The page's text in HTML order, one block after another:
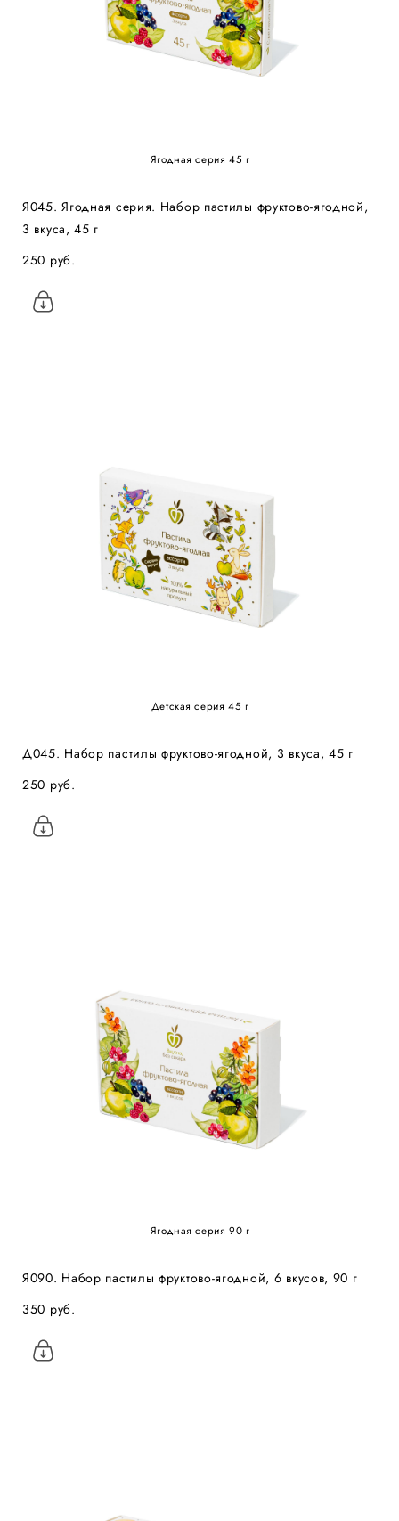
Ягодная серия 45 г
Я045. Ягодная серия. Набор пастилы фруктово-ягодной,
3 вкуса, 45 г
250 pуб.
Детская серия 45 г
Д045. Набор пастилы фруктово-ягодной, 3 вкуса, 45 г
250 pуб.
Ягодная серия 90 г
Я090. Набор пастилы фруктово-ягодной, 6 вкусов, 90 г
350 pуб.